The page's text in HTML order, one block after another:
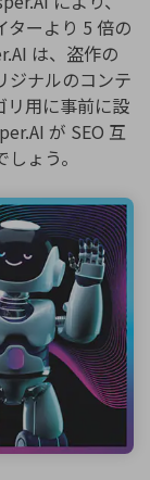
ターより 5 倍の
は、盗作の
ジナルのコンテ
リ用に事前に設
が SEO 互
ょう。